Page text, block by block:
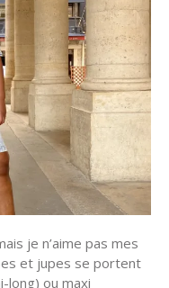
je n’aime pas mes
et jupes se portent
long) ou maxi